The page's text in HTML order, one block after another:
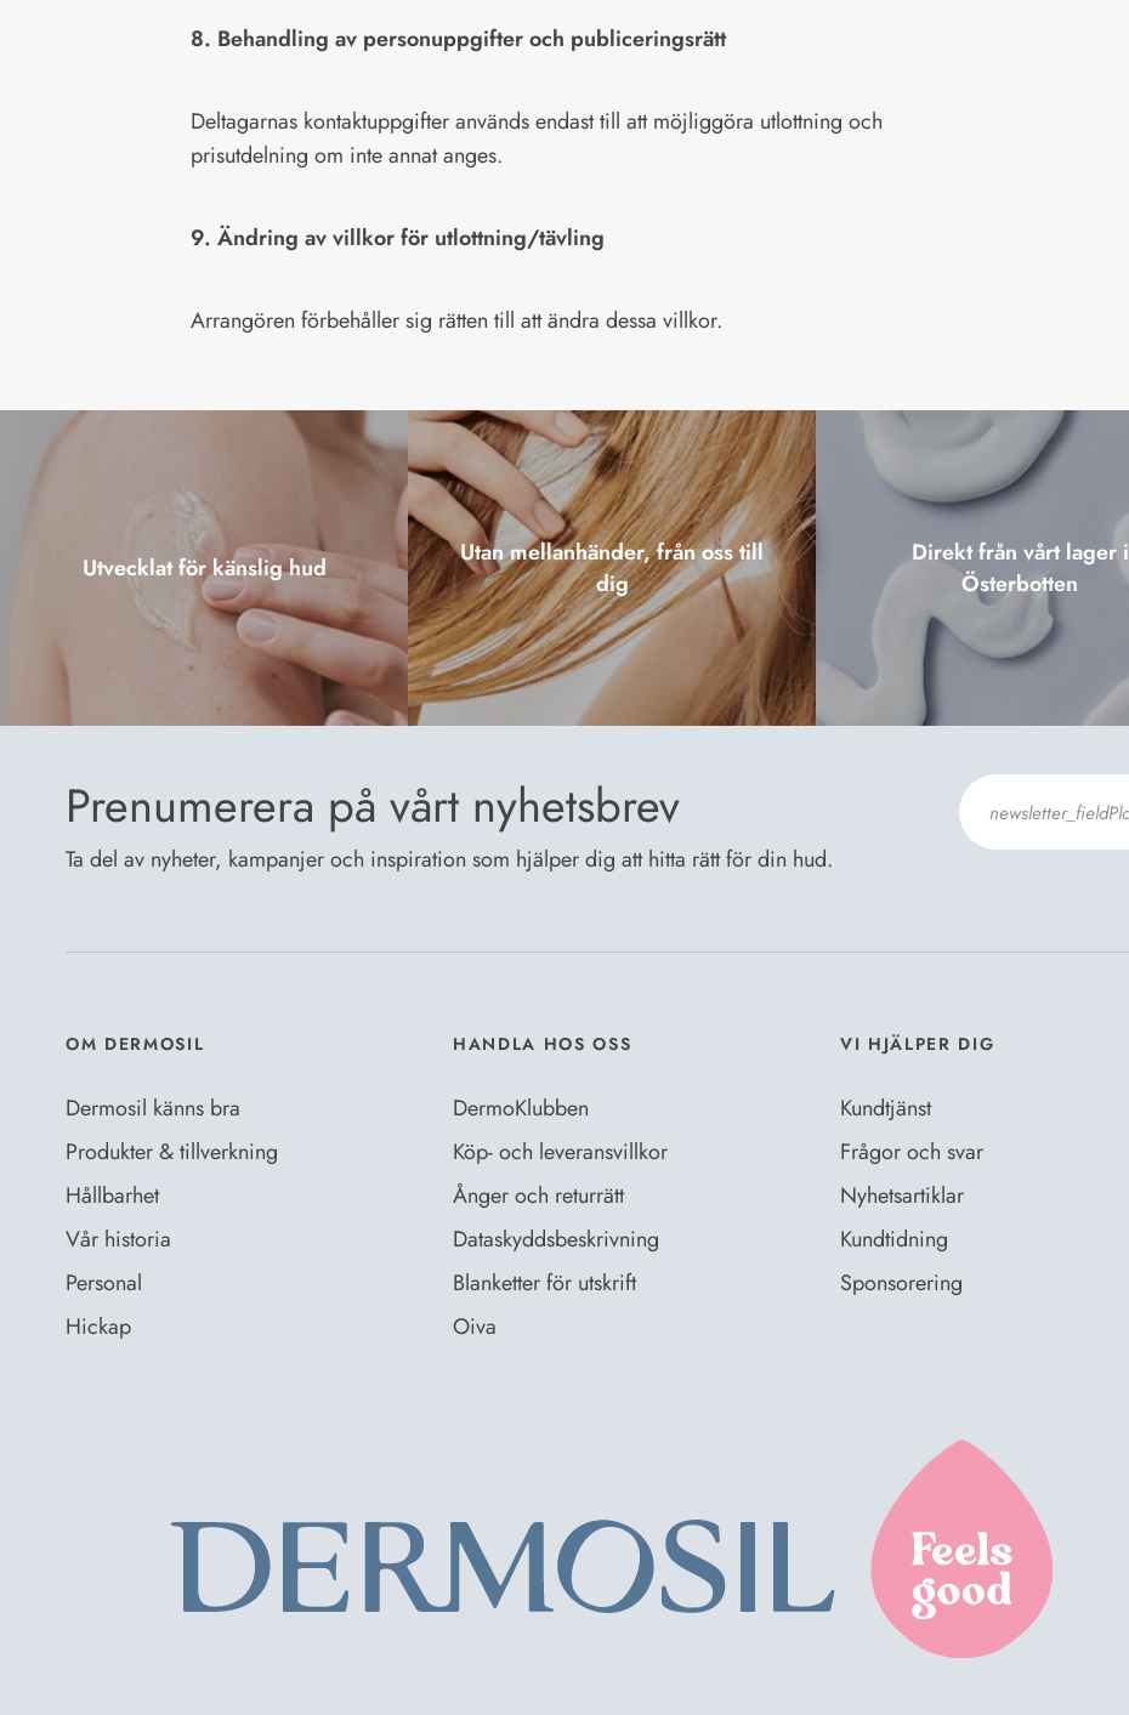
8. Behandling av personuppgifter och publiceringsrätt
Deltagarnas kontaktuppgifter används endast till att möjliggöra utlottning och
prisutdelning om inte annat anges.
9. Ändring av villkor för utlottning/tävling
Arrangören förbehåller sig rätten till att ändra dessa villkor.
Utvecklat för känslig hud
Utan mellanhänder, från oss till
dig
Direkt från vårt lager i
Österbotten
Prenumerera på vårt nyhetsbrev
Ta del av nyheter, kampanjer och inspiration som hjälper dig att hitta rätt för din hud.
OM DERMOSIL
Dermosil känns bra
Produkter & tillverkning
Hållbarhet
Vår historia
Personal
Hickap
HANDLA HOS OSS
DermoKlubben
Köp- och leveransvillkor
Ånger och returrätt
Dataskyddsbeskrivning
Blanketter för utskrift
Oiva
VI HJÄLPER DIG
Kundtjänst
Frågor och svar
Nyhetsartiklar
Kundtidning
Sponsorering